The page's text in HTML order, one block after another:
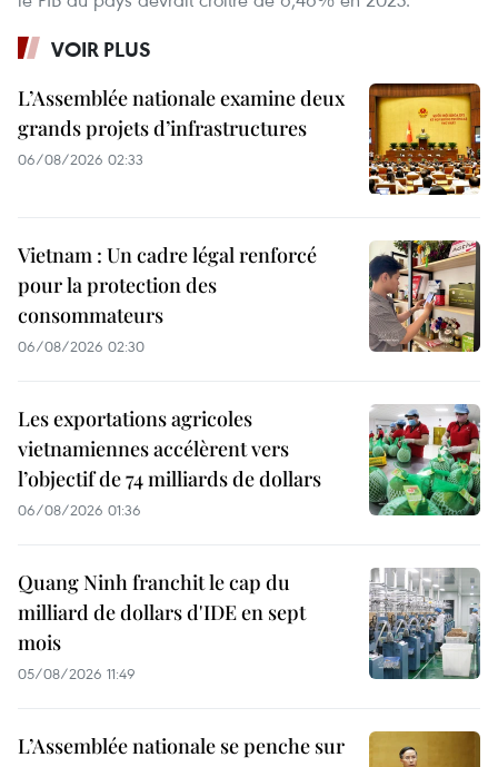
VOIR PLUS
L’Assemblée nationale examine deux
grands projets d’infrastructures
06/08/2026 02:33
Vietnam : Un cadre légal renforcé
pour la protection des
consommateurs
06/08/2026 02:30
Les exportations agricoles
vietnamiennes accélèrent vers
l’objectif de 74 milliards de dollars
06/08/2026 01:36
Quang Ninh franchit le cap du
milliard de dollars d'IDE en sept
mois
05/08/2026 11:49
L’Assemblée nationale se penche sur